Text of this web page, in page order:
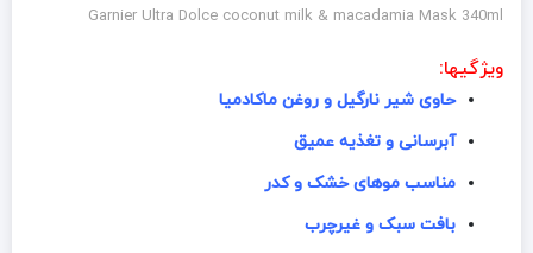
Garnier Ultra Dolce coconut milk & macadamia Mask 340ml
ویژگیها:
حاوی شیر نارگیل و روغن ماکادمیا
آبرسانی و تغذیه عمیق
مناسب موهای خشک و کدر
بافت سبک و غیرچرب